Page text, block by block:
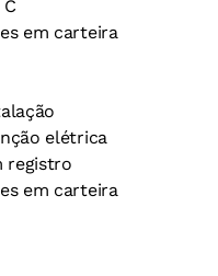
em carteira
elétrica
registro
em carteira